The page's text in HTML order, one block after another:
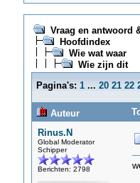
Vraag en antwoord
Hoofdindex
Wie wat waar
Wie zijn dit
Pagina's: 1 ... 20 21 22
Auteur
Rinus.N
Global Moderator
Schipper
Berichten: 2798